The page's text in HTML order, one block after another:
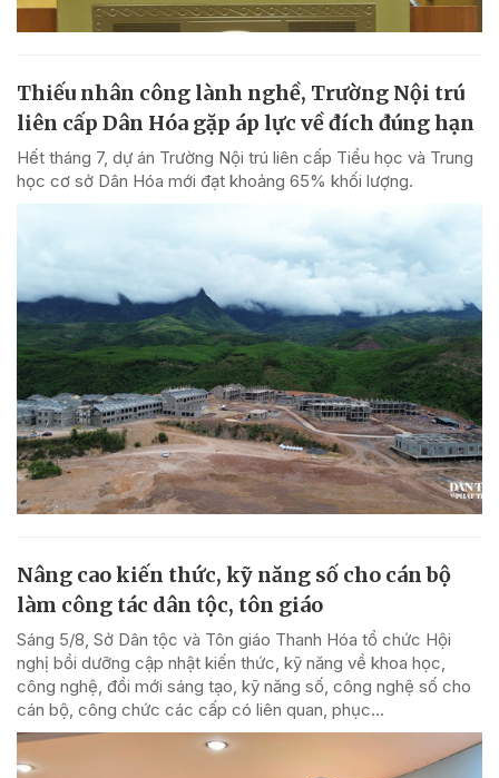
Thiếu nhân công lành nghề, Trường Nội trú
liên cấp Dân Hóa gặp áp lực về đích đúng hạn
Hết tháng 7, dự án Trường Nội trú liên cấp Tiểu học và Trung
học cơ sở Dân Hóa mới đạt khoảng 65% khối lượng.
Nâng cao kiến thức, kỹ năng số cho cán bộ
làm công tác dân tộc, tôn giáo
Sáng 5/8, Sở Dân tộc và Tôn giáo Thanh Hóa tổ chức Hội
nghị bồi dưỡng cập nhật kiến thức, kỹ năng về khoa học,
công nghệ, đổi mới sáng tạo, kỹ năng số, công nghệ số cho
cán bộ, công chức các cấp có liên quan, phục...